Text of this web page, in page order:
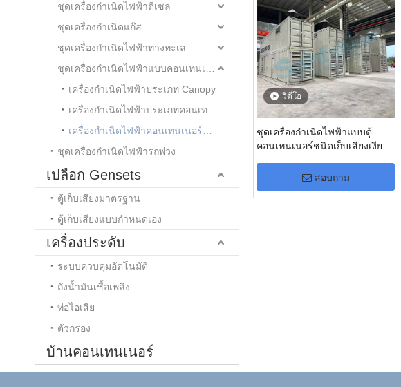
ชุดเครื่องกำเนิดไฟฟ้าดีเซล
ชุดเครื่องกำเนิดแก๊ส
ชุดเครื่องกำเนิดไฟฟ้าทางทะเล
ชุดเครื่องกำเนิดไฟฟ้าแบบคอนเทนเนอร์
เครื่องกำเนิดไฟฟ้าประเภท Canopy
เครื่องกำเนิดไฟฟ้าประเภทคอนเทนเนอร์
เครื่องกำเนิดไฟฟ้าคอนเทนเนอร์สองชั้น
ชุดเครื่องกำเนิดไฟฟ้ารถพ่วง
เปลือก Gensets
ตู้เก็บเสียงมาตรฐาน
ตู้เก็บเสียงแบบกำหนดเอง
เครื่องประดับ
ระบบควบคุมอัตโนมัติ
ถังน้ำมันเชื้อเพลิง
ท่อไอเสีย
ตัวกรอง
บ้านคอนเทนเนอร์
วิดีโอ
ชุดเครื่องกำเนิดไฟฟ้าแบบตู้
คอนเทนเนอร์ชนิดเก็บเสียงเงียบ
สอบถาม